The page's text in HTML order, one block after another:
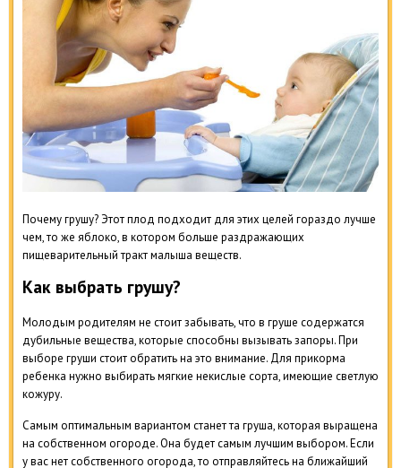
Почему грушу? Этот плод подходит для этих целей гораздо лучше
чем, то же яблоко, в котором больше раздражающих
пищеварительный тракт малыша веществ.
Как выбрать грушу?
Молодым родителям не стоит забывать, что в груше содержатся
дубильные вещества, которые способны вызывать запоры. При
выборе груши стоит обратить на это внимание. Для прикорма
ребенка нужно выбирать мягкие некислые сорта, имеющие светлую
кожуру.
Самым оптимальным вариантом станет та груша, которая выращена
на собственном огороде. Она будет самым лучшим выбором. Если
у вас нет собственного огорода, то отправляйтесь на ближайший